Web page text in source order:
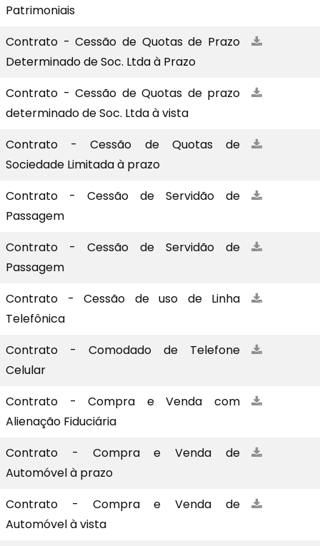
Patrimoniais
Contrato - Cessão de Quotas de Prazo
Determinado de Soc. Ltda à Prazo
Contrato - Cessão de Quotas de prazo
determinado de Soc. Ltda à vista
Contrato - Cessão de Quotas de
Sociedade Limitada à prazo
Contrato - Cessão de Servidão de
Passagem
Contrato - Cessão de Servidão de
Passagem
Contrato - Cessão de uso de Linha
Telefônica
Contrato - Comodado de Telefone
Celular
Contrato - Compra e Venda com
Alienação Fiduciária
Contrato - Compra e Venda de
Automóvel à prazo
Contrato - Compra e Venda de
Automóvel à vista